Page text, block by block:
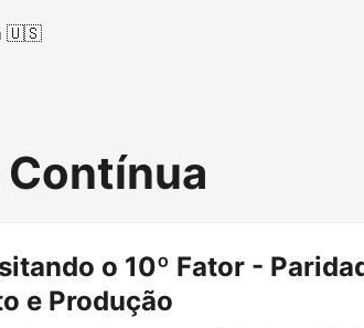
🇺🇸
o 10º Fator -
e Produção